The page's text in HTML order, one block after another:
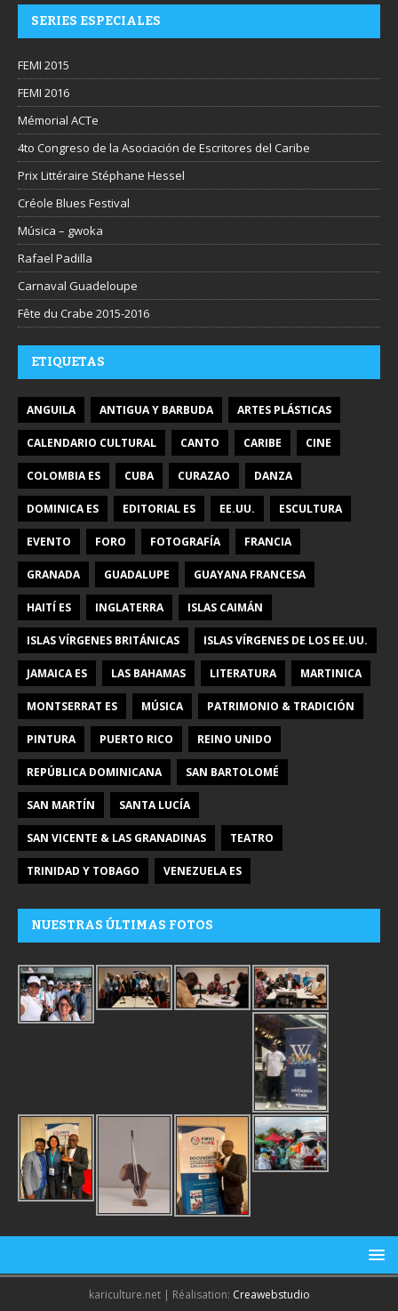
SERIES ESPECIALES
FEMI 2015
FEMI 2016
Mémorial ACTe
4to Congreso de la Asociación de Escritores del Caribe
Prix Littéraire Stéphane Hessel
Créole Blues Festival
Música – gwoka
Rafael Padilla
Carnaval Guadeloupe
Fête du Crabe 2015-2016
ETIQUETAS
ANGUILA ANTIGUA Y BARBUDA ARTES PLÁSTICAS
CALENDARIO CULTURAL CANTO CARIBE CINE
COLOMBIA ES CUBA CURAZAO DANZA
DOMINICA ES EDITORIAL ES EE.UU. ESCULTURA
EVENTO FORO FOTOGRAFÍA FRANCIA
GRANADA GUADALUPE GUAYANA FRANCESA
HAITÍ ES INGLATERRA ISLAS CAIMÁN
ISLAS VÍRGENES BRITÁNICAS ISLAS VÍRGENES DE LOS EE.UU.
JAMAICA ES LAS BAHAMAS LITERATURA MARTINICA
MONTSERRAT ES MÚSICA PATRIMONIO & TRADICIÓN
PINTURA PUERTO RICO REINO UNIDO
REPÚBLICA DOMINICANA SAN BARTOLOMÉ
SAN MARTÍN SANTA LUCÍA
SAN VICENTE & LAS GRANADINAS TEATRO
TRINIDAD Y TOBAGO VENEZUELA ES
NUESTRAS ÚLTIMAS FOTOS
kariculture.net | Réalisation: Creawebstudio